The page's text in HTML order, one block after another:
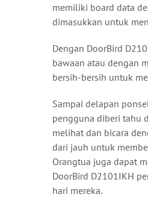
memiliki board data
dimasukkan untuk
Dengan DoorBird
bawaan atau dengan
bersih-bersih untuk
Sampai delapan
pengguna diberi tahu
melihat dan bicara
dari jauh untuk
Orangtua juga dapat
DoorBird D2101IKH
hari mereka.